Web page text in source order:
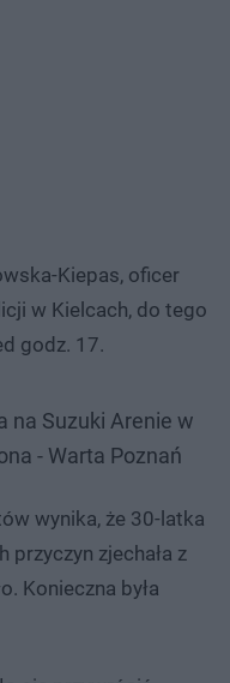
Kiepas, oficer
w Kielcach, do tego
godz. 17.
na Suzuki Arenie w
- Warta Poznań
wynika, że 30-latka
przyczyn zjechała z
Konieczna była